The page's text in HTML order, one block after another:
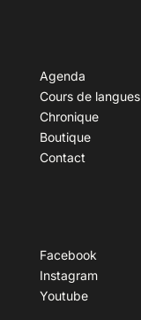
Agenda
Cours de langues
Chronique
Boutique
Contact
Facebook
Instagram
Youtube